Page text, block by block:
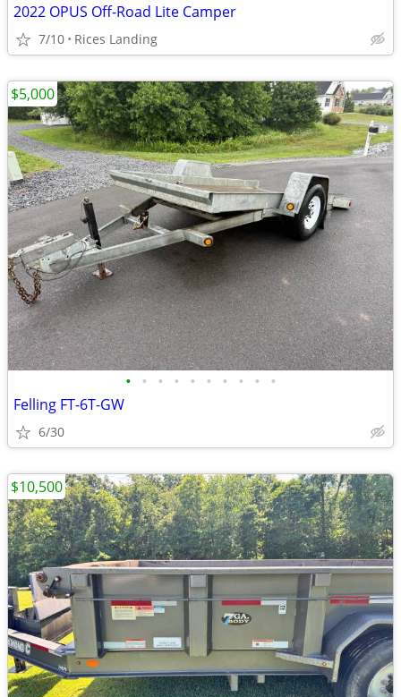
2022 OPUS Off-Road Lite Camper
7/10 Rices Landing
• • • • • • • • • •
Felling FT-6T-GW
6/30
$5,000
$10,500